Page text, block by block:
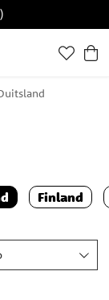
Finland